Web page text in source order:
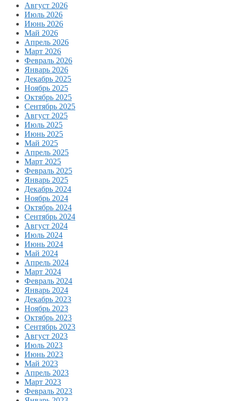
Август 2026
Июль 2026
Июнь 2026
Май 2026
Апрель 2026
Март 2026
Февраль 2026
Январь 2026
Декабрь 2025
Ноябрь 2025
Октябрь 2025
Сентябрь 2025
Август 2025
Июль 2025
Июнь 2025
Май 2025
Апрель 2025
Март 2025
Февраль 2025
Январь 2025
Декабрь 2024
Ноябрь 2024
Октябрь 2024
Сентябрь 2024
Август 2024
Июль 2024
Июнь 2024
Май 2024
Апрель 2024
Март 2024
Февраль 2024
Январь 2024
Декабрь 2023
Ноябрь 2023
Октябрь 2023
Сентябрь 2023
Август 2023
Июль 2023
Июнь 2023
Май 2023
Апрель 2023
Март 2023
Февраль 2023